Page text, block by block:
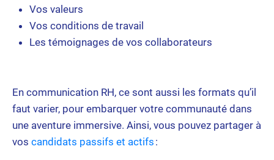
Vos valeurs
Vos conditions de travail
Les témoignages de vos collaborateurs
En communication RH, ce sont aussi les formats qu’il
faut varier, pour embarquer votre communauté dans
une aventure immersive. Ainsi, vous pouvez partager à
vos candidats passifs et actifs :